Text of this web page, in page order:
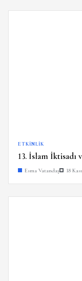
ETKINLIK
13. İslam İktisadı
Esma Vatandaş 18